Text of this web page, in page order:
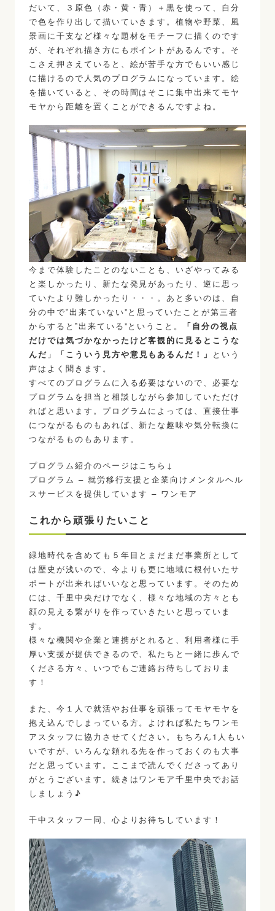
だいて、３原色（赤・黄・青）＋黒を使って、自分
で色を作り出して描いていきます。植物や野菜、風
景画に干支など様々な題材をモチーフに描くのです
が、それぞれ描き方にもポイントがあるんです。そ
こさえ押さえていると、絵が苦手な方でもいい感じ
に描けるので人気のプログラムになっています。絵
を描いていると、その時間はそこに集中出来てモヤ
モヤから距離を置くことができるんですよね。
今まで体験したことのないことも、いざやってみる
と楽しかったり、新たな発見があったり、逆に思っ
ていたより難しかったり・・・。あと多いのは、自
分の中で‟出来ていない”と思っていたことが第三者
からすると‟出来ている”ということ。
「自分の視点
だけでは気づかなかったけど客観的に見るとこうな
んだ 」 「こういう見方や意見もあるんだ！」 という
声はよく聞きます。
すべてのプログラムに入る必要はないので、必要な
プログラムを担当と相談しながら参加していただけ
ればと思います。プログラムによっては、直接仕事
につながるものもあれば、新たな趣味や気分転換に
つながるものもあります。
プログラム紹介のページはこちら↓
プログラム – 就労移行支援と企業向けメンタルヘル
スサービスを提供しています – ワンモア
これから頑張りたいこと
緑地時代を含めても５年目とまだまだ事業所として
は歴史が浅いので、今よりも更に地域に根付いたサ
ポートが出来ればいいなと思っています。そのため
には、千里中央だけでなく、様々な地域の方々とも
顔の見える繋がりを作っていきたいと思っていま
す。
様々な機関や企業と連携がとれると、利用者様に手
厚い支援が提供できるので、私たちと一緒に歩んで
くださる方々、いつでもご連絡お待ちしておりま
す！
また、今１人で就活やお仕事を頑張ってモヤモヤを
抱え込んでしまっている方。よければ私たちワンモ
アスタッフに協力させてください。もちろん1人もい
いですが、いろんな頼れる先を作っておくのも大事
だと思っています。ここまで読んでくださってあり
がとうございます。続きはワンモア千里中央でお話
しましょう♪
千中スタッフ一同、心よりお待ちしています！